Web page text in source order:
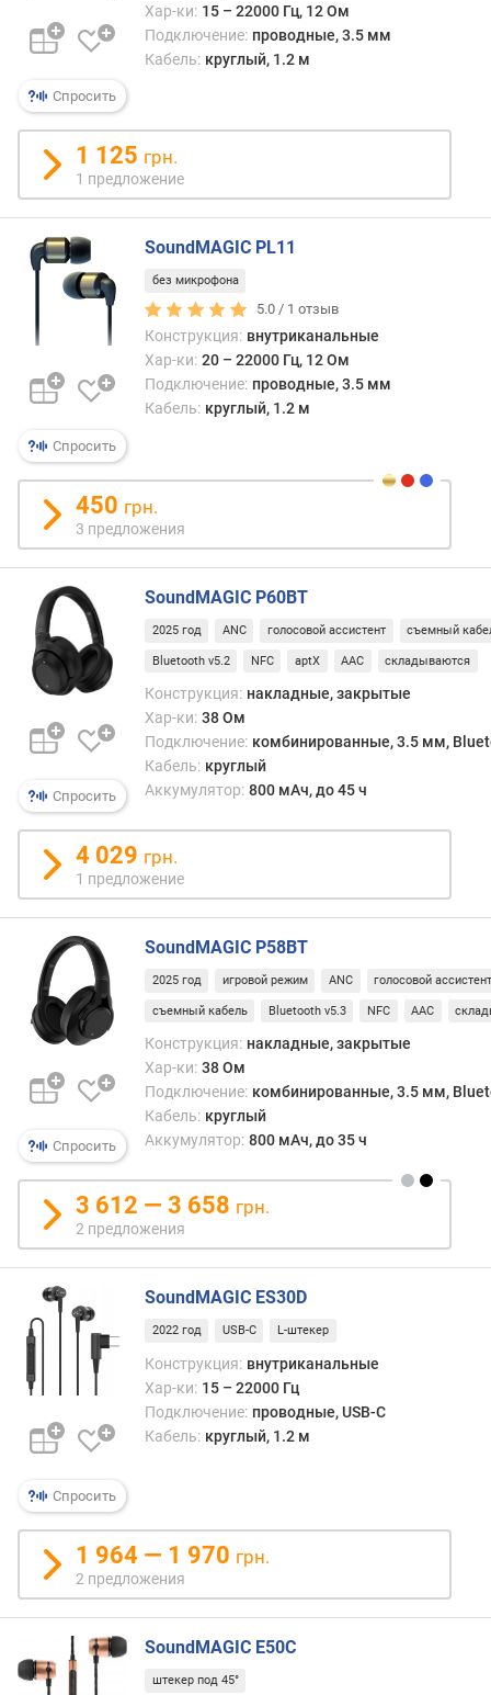
е
в
х
к
д
о
и
м
д
о
о
г
и
х
к
д
е
ш
е
в
ы
м
п
о
т
з
ы
в
а
м
п
о
д
а
е
д
б
л
н
и
я
к
о
л
ч
е
т
е
Спросить
Хар-ки: 15 – 22000 Гц, 12 Ом
Подключение: проводные, 3.5 мм
Кабель: круглый, 1.2 м
1 125 грн.
1 предложение
Спросить
SoundMAGIC PL11
без микрофона
5.0 / 1 отзыв
Конструкция: внутриканальные
Хар-ки: 20 – 22000 Гц, 12 Ом
Подключение: проводные, 3.5 мм
Кабель: круглый, 1.2 м
450 грн.
3 предложения
Спросить
SoundMAGIC P60BT
2025 год ANC голосовой ассистент съемный
Bluetooth v5.2 NFC aptX AAC складываются
Конструкция: накладные, закрытые
Хар-ки: 38 Ом
Подключение: комбинированные, 3.5 мм,
Кабель: круглый
Аккумулятор: 800 мАч, до 45 ч
4 029 грн.
1 предложение
Спросить
SoundMAGIC P58BT
2025 год игровой режим ANC голосовой
съемный кабель Bluetooth v5.3 NFC AAC
Конструкция: накладные, закрытые
Хар-ки: 38 Ом
Подключение: комбинированные, 3.5 мм,
Кабель: круглый
Аккумулятор: 800 мАч, до 35 ч
3 612 — 3 658 грн.
2 предложения
Спросить
SoundMAGIC ES30D
2022 год USB-C L-штекер
Конструкция: внутриканальные
Хар-ки: 15 – 22000 Гц
Подключение: проводные, USB-C
Кабель: круглый, 1.2 м
1 964 — 1 970 грн.
2 предложения
SoundMAGIC E50C
штекер под 45°